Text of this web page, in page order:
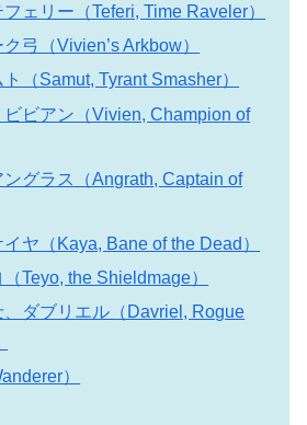
ェリー（Teferi, Time Raveler）
弓（Vivien’s Arkbow）
（Samut, Tyrant Smasher）
ビアン（Vivien, Champion of
グラス（Angrath, Captain of
ヤ（Kaya, Bane of the Dead）
Teyo, the Shieldmage）
ダブリエル（Davriel, Rogue
）